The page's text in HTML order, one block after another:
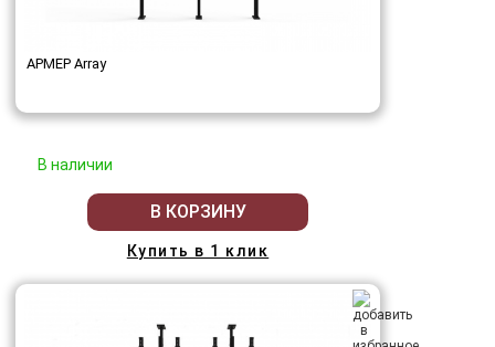
АРМЕР Array
В наличии
В КОРЗИНУ
Купить в 1 клик